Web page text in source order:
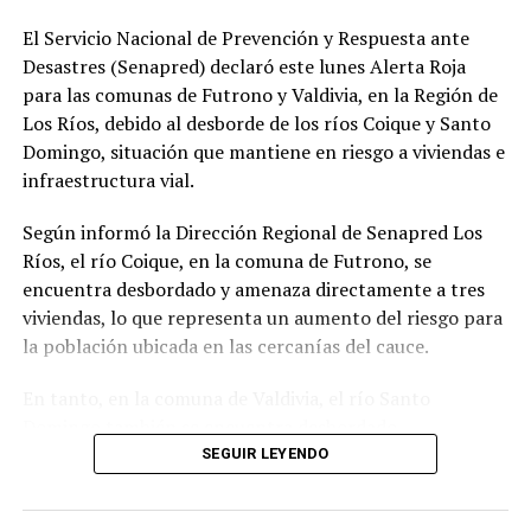
El Servicio Nacional de Prevención y Respuesta ante
Desastres (Senapred) declaró este lunes Alerta Roja
para las comunas de Futrono y Valdivia, en la Región de
Los Ríos, debido al desborde de los ríos Coique y Santo
Domingo, situación que mantiene en riesgo a viviendas e
infraestructura vial.
Según informó la Dirección Regional de Senapred Los
Ríos, el río Coique, en la comuna de Futrono, se
encuentra desbordado y amenaza directamente a tres
viviendas, lo que representa un aumento del riesgo para
la población ubicada en las cercanías del cauce.
provocando la interrupción de la conectividad en la
cercanas.
SEGUIR LEYENDO